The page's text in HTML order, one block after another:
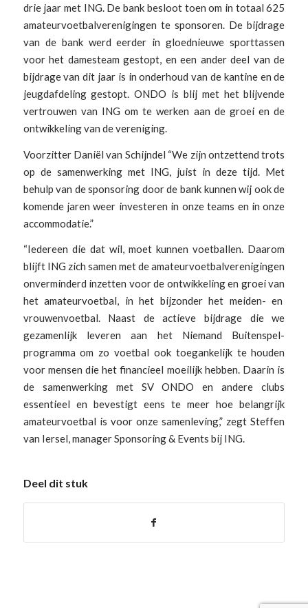
drie jaar met ING. De bank besloot toen om in totaal 625
amateurvoetbalverenigingen te sponsoren. De bijdrage
van de bank werd eerder in gloednieuwe sporttassen
voor het damesteam gestopt, en een ander deel van de
bijdrage van dit jaar is in onderhoud van de kantine en de
jeugdafdeling gestopt. ONDO is blij met het blijvende
vertrouwen van ING om te werken aan de groei en de
ontwikkeling van de vereniging.
Voorzitter Daniël van Schijndel “We zijn ontzettend trots
op de samenwerking met ING, juist in deze tijd. Met
behulp van de sponsoring door de bank kunnen wij ook de
komende jaren weer investeren in onze teams en in onze
accommodatie.”
“Iedereen die dat wil, moet kunnen voetballen. Daarom
blijft ING zich samen met de amateurvoetbalverenigingen
onverminderd inzetten voor de ontwikkeling en groei van
het amateurvoetbal, in het bijzonder het meiden- en
vrouwenvoetbal. Naast de actieve bijdrage die we
gezamenlijk leveren aan het Niemand Buitenspel-
programma om zo voetbal ook toegankelijk te houden
voor mensen die het financieel moeilijk hebben. Daarin is
de samenwerking met SV ONDO en andere clubs
essentieel en bevestigt eens te meer hoe belangrijk
amateurvoetbal is voor onze samenleving,” zegt Steffen
van Iersel, manager Sponsoring & Events bij ING.
Deel dit stuk